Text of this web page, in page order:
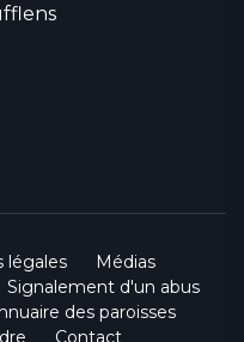
légales
Médias
Signalement d'un abus
des paroisses
Contact